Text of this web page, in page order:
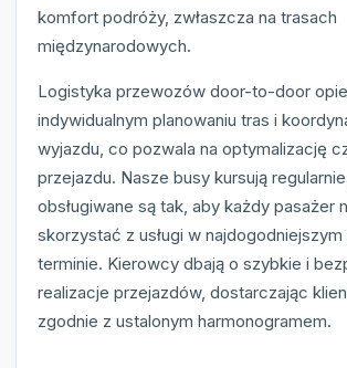
komfort podróży, zwłaszcza na trasach
międzynarodowych.
Logistyka przewozów door-to-door
indywidualnym planowaniu tras i
wyjazdu, co pozwala na optymalizację
przejazdu. Nasze busy kursują
obsługiwane są tak, aby każdy pasażer
skorzystać z usługi w najdogodniejszym
terminie. Kierowcy dbają o szybkie i
realizacje przejazdów, dostarczając
zgodnie z ustalonym harmonogramem.